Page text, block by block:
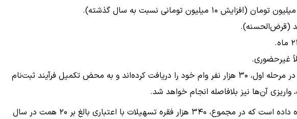
غیرحضوری.
وضعیت واریزی‌ها: در مرحله اول، ۳۰ هزار نفر وام خود را دریافت کرده‌اند و به محض تکمیل فرآیند ثبت‌نام
بانک رفاه کارگران وعده داده است که در مجموع، ۳۴۰ هزار فقره تسهیلات با اعتباری بالغ بر ۲۰ همت در سال